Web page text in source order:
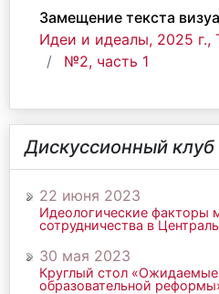
Замещение текста
Идеи и идеалы, 2025 г.,
№2, часть 1
Дискуссионный клуб
22 июня 2023
Идеологические факторы
сотрудничества в
30 мая 2023
Круглый стол «Ожидаемые
образовательной